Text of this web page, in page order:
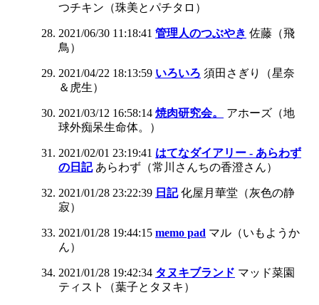
つチキン（珠美とパチタロ）
2021/06/30 11:18:41 管理人のつぶやき 佐藤（飛
鳥）
2021/04/22 18:13:59 いろいろ 須田さぎり（星奈
＆虎生）
2021/03/12 16:58:14 焼肉研究会。
アホーズ（地
球外痴呆生命体。）
2021/02/01 23:19:41 はてなダイアリー - あらわず
の日記 あらわず（常川さんちの香澄さん）
2021/01/28 23:22:39 日記 化屋月華堂（灰色の静
寂）
2021/01/28 19:44:15 memo pad マル（いもようか
ん）
2021/01/28 19:42:34 タヌキブランド マッド菜園
ティスト（葉子とタヌキ）